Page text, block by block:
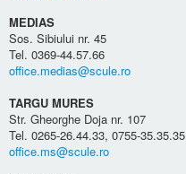
MEDIAS
Sos. Sibiului nr. 45
Tel. 0369-44.57.66
office.medias@scule.ro
TARGU MURES
Str. Gheorghe Doja nr. 107
Tel. 0265-26.44.33, 0755-35.35.35
office.ms@scule.ro